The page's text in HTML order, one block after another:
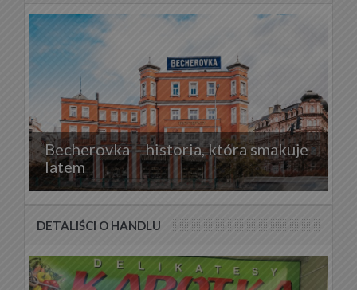
Becherovka – historia, która smakuje
latem
DETALIŚCI O HANDLU